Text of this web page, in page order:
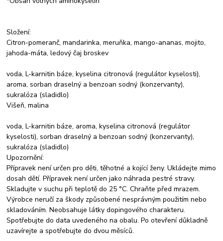
Složení:
Citron-pomeranč, mandarinka, meruňka, mango-ananas, mojito,
jahoda-máta, ledový čaj broskev
voda, L-karnitin báze, kyselina citronová (regulátor kyselosti),
aroma, sorban draselný a benzoan sodný (konzervanty),
sukralóza (sladidlo)
Višeň, malina
voda, L-karnitin báze, aroma, kyselina citronová (regulátor
kyselosti), sorban draselný a benzoan sodný (konzervanty),
sukralóza (sladidlo)
Upozornění:
Přípravek není určen pro děti, těhotné a kojící ženy. Ukládejte mimo
dosah dětí. Přípravek není určen jako náhrada pestré stravy.
Skladujte v suchu při teplotě do 25 °C. Chraňte před mrazem.
Výrobce neručí za škody způsobené nesprávným použitím nebo
skladováním. Neobsahuje látky dopingového charakteru.
Spotřebujte do data uvedeného na obalu. Po otevření důkladně
uzavírejte a spotřebujte do dvou měsíců.